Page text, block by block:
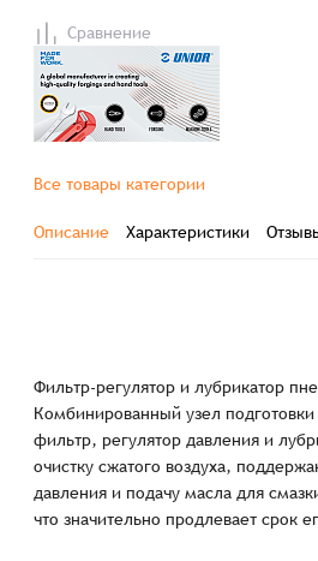
Сравнение
Все товары категории
Описание Характеристики
Фильтр-регулятор и лубрикатор
Комбинированный узел
фильтр, регулятор давления и
очистку сжатого воздуха,
давления и подачу масла для
что значительно продлевает срок